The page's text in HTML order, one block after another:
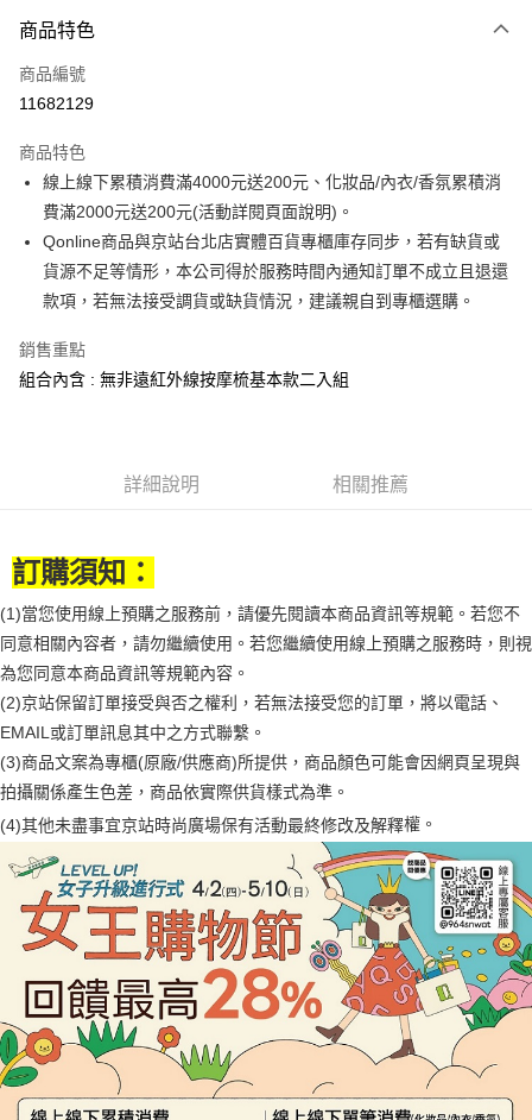
6 期 0 利率 每期
合作金庫商業銀行
上海商業儲蓄銀行
臺灣中小企業銀行
匯豐（台灣）商業銀行
華泰商業銀行
聯邦商業銀行
遠東國際商業銀行
元大商業銀行
永豐商業銀行
玉山商業銀行
星展（台灣）商業銀行
台灣樂天信用卡公司
LINE Pay
Apple Pay
街口支付
悠遊付
Google Pay
全盈+PAY
相關說明
【大哥付你分期使用說明】
3.實際核准額度、可分期數及費用金額請依後續交易確認頁面所載為準。
法說明評估內容。
【繳款方式說明】
1.分期款項不併入電信帳單，「大哥付你分期」於每月結算日後寄送繳費提
醒簡訊。
2.透過簡訊連結打開帳單後，可選擇「超商條碼／台灣大直營門市／銀行轉
帳／街口支付／iPASS MONEY」等通路繳費。
【注意事項】
1.本服務係由「台灣大哥大股份有限公司」（以下簡稱本公司）所提供，讓
用戶於交易時，得透過本服務購買商品或服務，並由商店將買賣／分期付款
買賣價金債權讓與本公司後，依約使用本公司帳單繳交帳款。
2.基於同意付款使用「大哥付你分期」之契約關係目的，商店將以您的個人
資料（包含姓名、電話或地址）提供予台灣大哥大進項蒐集、處理及利用，
由本公司與您本人進行分期帳單所需資料之確認、核對及更正。
3.完整用戶服務條款，請詳閱以下連結：
https://oppay.tw/userRule
AFTEE先享後付是「在收到商品之後才付款」的支付方式。 讓您購物簡單
３．安心：先確認商品／服務後，再付款。
【「AFTEE先享後付」結帳流程】
１．於結帳方式選擇「AFTEE先享後付」後，將跳轉至「AFTEE先享後付」
結帳頁面，進行簡訊認證並確認金額後，即可完成結帳。
２．訂單成立數日內，您將收到繳費通知簡訊。
３．收到繳費通知簡訊後14天內，點擊此簡訊中的連結，可透過四大超商／
ATM／網路銀行／等多元方式進行付款，方視為交易完成。
※ 請注意：結帳手續完成當下不需立刻繳費，但若您需要取消訂單，請聯絡
購買商品的店家。未經商家同意取消之訂單仍視為有效，需透過AFTEE先享
後付繳納相關費用。
是否繳費成功／繳費後需取消欲退款等相關疑問，請聯繫「AFTEE先享後付
https://netprotections.freshdesk.com/support/home
【注意事項】
１．透過由恩沛科技股份有限公司提供之「AFTEE先享後付」服務完成之交
易，需依本服務之必要範圍內提供個人資料，並將交易相關給付款項請求債
權轉讓予恩沛科技股份有限公司。
２．關於個人資料處理事宜，請瀏覽以下網址：
https://aftee.tw/terms/#terms3
３．未成年的使用者請事先徵得法定代理人或監護人之同意方可使用
「AFTEE先享後付」，若未經同意申辦者引起之損失，本公司不負相關責
任。
４．使用「AFTEE先享後付」時，將依據個別帳號之用戶狀況，依本公司即
時審查核予不同之上限額度；若仍有額度不足之情形，本公司將視審查結果
付款後全家取貨
每筆NT$70，滿NT$899(含以上)免運費
付款後7-11取貨
每筆NT$70，滿NT$899(含以上)免運費
宅配
每筆NT$100，滿NT$1,000(含以上)免運費
請自備購物袋，若需購買紙袋可現場詢問
免運費
商品特色
商品編號
11682129
商品特色
線上線下累積消費滿4000元送200元、化妝品/內衣/香氛累積消
費滿2000元送200元(活動詳閱頁面說明)。
Qonline商品與京站台北店實體百貨專櫃庫存同步，若有缺貨或
貨源不足等情形，本公司得於服務時間內通知訂單不成立且退還
款項，若無法接受調貨或缺貨情況，建議親自到專櫃選購。
銷售重點
組合內含 : 無非遠紅外線按摩梳基本款二入組
詳細說明 相關推薦
訂購須知：
(1)當您使用線上預購之服務前，請優先閱讀本商品資訊等規範。若您不
同意相關內容者，請勿繼續使用。若您繼續使用線上預購之服務時，則視
為您同意本商品資訊等規範內容。
(2)京站保留訂單接受與否之權利，若無法接受您的訂單，將以電話、
EMAIL或訂單訊息其中之方式聯繫。
(3)商品文案為專櫃(原廠/供應商)所提供，商品顏色可能會因網頁呈現與
拍攝關係產生色差，商品依實際供貨樣式為準。
(4)其他未盡事宜京站時尚廣場保有活動最終修改及解釋權。